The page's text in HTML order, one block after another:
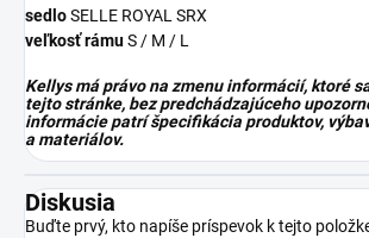
sedloSELLE ROYAL SRX
veľkosť rámuS / M / L
Kellys má právo na zmenu informácií, ktoré
tejto stránke, bez predchádzajúceho
informácie patrí špecifikácia produktov,
a materiálov.
Diskusia
Buďte prvý, kto napíše príspevok k tejto